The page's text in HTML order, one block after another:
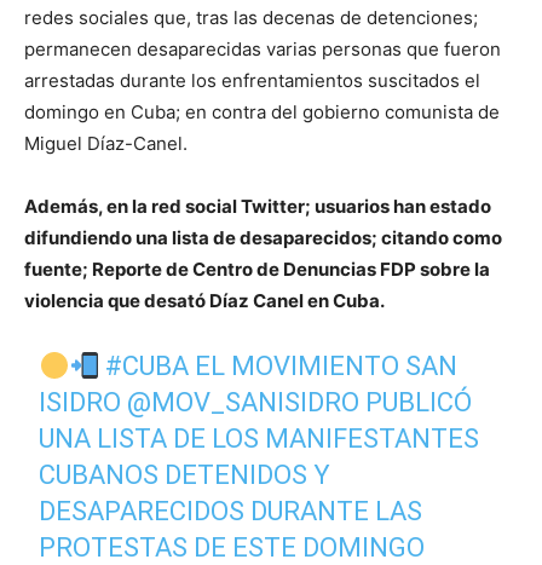
redes sociales que, tras las decenas de detenciones;
permanecen desaparecidas varias personas que fueron
arrestadas durante los enfrentamientos suscitados el
domingo en Cuba; en contra del gobierno comunista de
Miguel Díaz-Canel.
Además, en la red social Twitter; usuarios han estado
difundiendo una lista de desaparecidos; citando como
fuente; Reporte de Centro de Denuncias FDP sobre la
violencia que desató Díaz Canel en Cuba.
#CUBA EL MOVIMIENTO SAN
ISIDRO @MOV_SANISIDRO PUBLICÓ
UNA LISTA DE LOS MANIFESTANTES
CUBANOS DETENIDOS Y
DESAPARECIDOS DURANTE LAS
PROTESTAS DE ESTE DOMINGO